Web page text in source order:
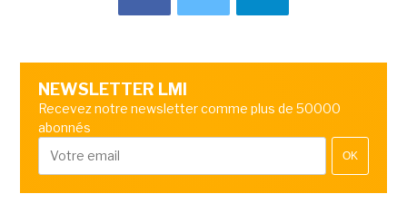
NEWSLETTER LMI
Recevez notre newsletter comme plus de 50000
abonnés
OK